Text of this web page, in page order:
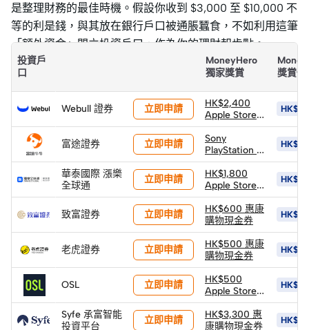
是整理財務的最佳時機。假設你收到 $3,000 至 $10,000 不
等的利是錢，與其放在銀行戶口被通脹蠶食，不如利用這筆
「額外資金」開立投資戶口，作為你的理財起步點。
投資戶
口
MoneyHero
獨家獎賞
獎賞價
Webull 證券 立即申請
HK$2,400
Apple Store
禮品卡
富途證券 立即申請
Sony
PlayStation 5
PS5 Pro 遊戲
主機 (價值
HK$6,502)
(以換購價
HK$4,400換
領)
華泰國際 漲樂
全球通
立即申請
HK$1,800
Apple Store
禮品卡 +
HK$600 股票
返現券 +
HK$900 股票
返現券 (*由華
泰發放)
致富證券 立即申請
HK$600 惠康
購物現金券
老虎證券 立即申請
HK$500 惠康
購物現金券
OSL 立即申請
HK$500
Apple Store
禮品卡 +
1,888 HKD等
值BTC (由
Syfe 承富智能
投資平台
立即申請
HK$3,300 惠
康購物現金券